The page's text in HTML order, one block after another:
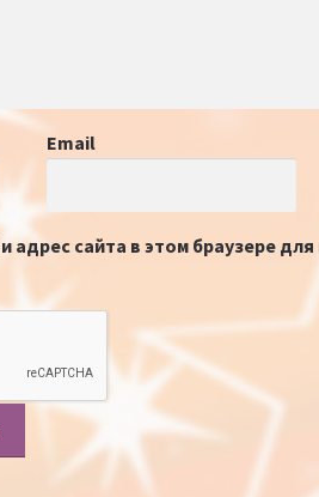
Email
адрес сайта в этом браузере